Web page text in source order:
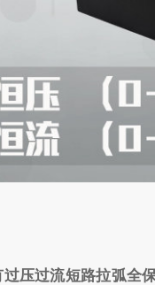
压过流短路拉弧全